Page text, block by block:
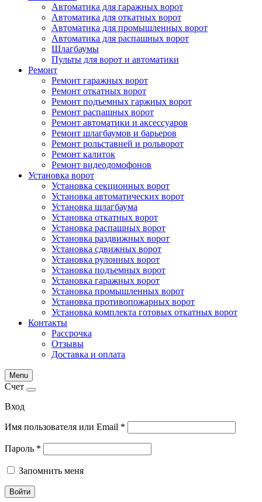
Автоматика для гаражных ворот
Автоматика для откатных ворот
Автоматика для промышленных ворот
Автоматика для распашных ворот
Шлагбаумы
Пульты для ворот и автоматики
Ремонт
Ремонт гаражных ворот
Ремонт откатных ворот
Ремонт подъемных гаржных ворот
Ремонт распашных ворот
Ремонт автоматики и аксессуаров
Ремонт шлагбаумов и барьеров
Ремонт рольставней и рольворот
Ремонт калиток
Ремонт видеодомофонов
Установка ворот
Установка секционных ворот
Установка автоматических ворот
Установка шлагбаума
Установка откатных ворот
Установка распашных ворот
Установка раздвижных ворот
Установка сдвижных ворот
Установка рулонных ворот
Установка подъемных ворот
Установка гаражных ворот
Установка промышленных ворот
Установка противопожарных ворот
Установка комплекта готовых откатных ворот
Контакты
Рассрочка
Отзывы
Доставка и оплата
Menu
Счет
Вход
Имя пользователя или Email *
Пароль *
Запомнить меня
Войти